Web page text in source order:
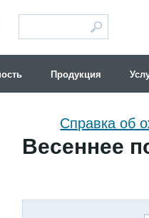
Продукция
Справка об
Весеннее